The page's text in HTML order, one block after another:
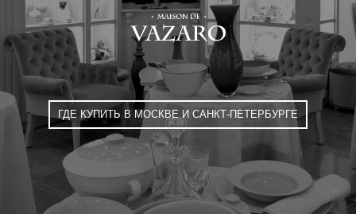
ГДЕ КУПИТЬ В МОСКВЕ И САНКТ-ПЕТЕРБУРГЕ